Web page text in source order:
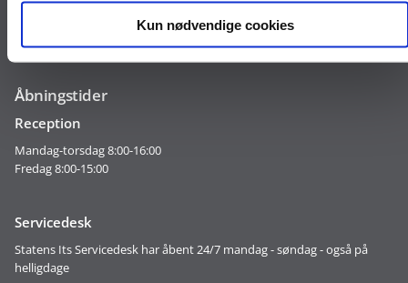
Kun nødvendige cookies
CVR: 31 78 64 01
Åbningstider
Reception
Mandag-torsdag 8:00-16:00
Fredag 8:00-15:00
Servicedesk
Statens Its Servicedesk har åbent 24/7 mandag - søndag - også på
helligdage